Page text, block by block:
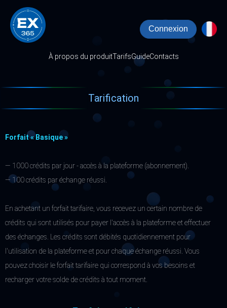
À propos du produitTarifsGuideContacts
Connexion
Tarification
Forfait « Basique »
— 1000 crédits par jour - accès à la plateforme (abonnement).
— 100 crédits par échange réussi.
En achetant un forfait tarifaire, vous recevez un certain nombre de
crédits qui sont utilisés pour payer l'accès à la plateforme et effectuer
des échanges. Les crédits sont débités quotidiennement pour
l'utilisation de la plateforme et pour chaque échange réussi. Vous
pouvez choisir le forfait tarifaire qui correspond à vos besoins et
recharger votre solde de crédits à tout moment.